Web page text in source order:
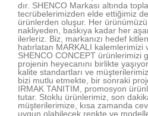
dır. SHENCO Markası altında
tecrübelerimizden elde ettiğimiz
ürünlerden oluşur. Her
nakliyeden, baskıya kadar her
ilerleriz. Biz, markanızı hedef
hatırlatan MARKALI kalemlerimizi
SHENCO CONCEPT ürünlerimizi
projenin heyecanını birlikte
kalite standartları ve
bizi mutlu etmekte, bir sonraki
IRMAK TANITIM, promosyon
tutar. Stoklu ürünlerimiz, son
müşterilerimize, kısa zamanda
uygun olabilecek renkte ve